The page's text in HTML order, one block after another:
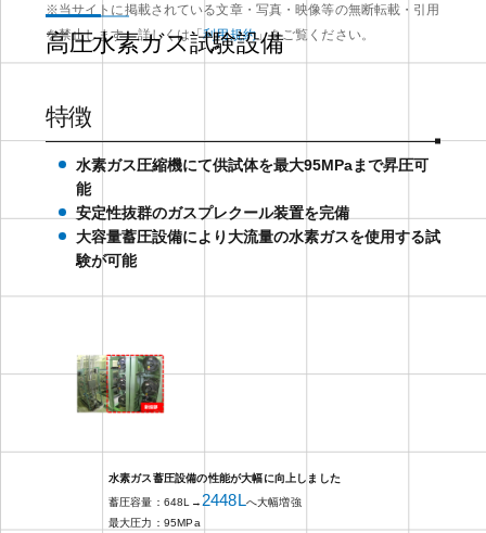
※当サイトに掲載されている文章・写真・映像等の無断転載・引用
を禁止します。詳しくは「利用規約」をご覧ください。
高圧水素ガス試験設備
特徴
水素ガス圧縮機にて供試体を最大95MPaまで昇圧可
能
安定性抜群のガスプレクール装置を完備
大容量蓄圧設備により大流量の水素ガスを使用する試
験が可能
水素ガス蓄圧設備の性能が大幅に向上しました
蓄圧容量：648L→ 2448Lへ大幅増強
最大圧力：95MPa